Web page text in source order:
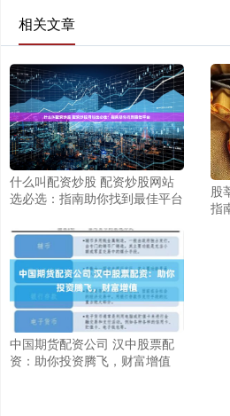
相关文章
什么叫配资炒股 配资炒股网站
选必选：指南助你找到最佳平台
股
指
中国期货配资公司 汉中股票配
资：助你投资腾飞，财富增值